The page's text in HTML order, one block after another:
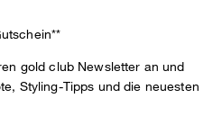
gold club Newsletter an und
Styling-Tipps und die neuesten